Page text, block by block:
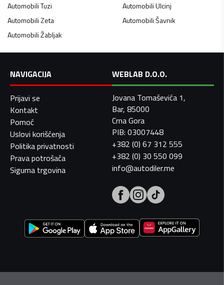
AutomobiliTuzi AutomobiliUlcinj
AutomobiliZeta AutomobiliŠavnik
AutomobiliŽabljak
NAVIGACIJA
Prijavi se
Kontakt
Pomoć
Uslovi korišćenja
Politika privatnosti
Prava potrošača
Sigurna trgovina
WEBLAB D.O.O.
Jovana Tomaševića 1,
Bar, 85000
Crna Gora
PIB: 03007448
+382 (0) 67 312 555
+382 (0) 30 550 099
info@autodiler.me